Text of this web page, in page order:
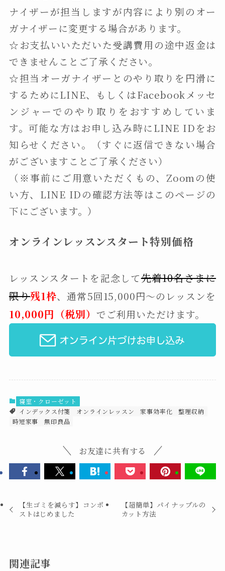
ナイザーが担当しますが内容により別のオー
ガナイザーに変更する場合があります。
☆お支払いいただいた受講費用の途中返金は
できませんことご了承ください。
☆担当オーガナイザーとのやり取りを円滑に
するためにLINE、もしくはFacebookメッセ
ンジャーでのやり取りをおすすめしていま
す。可能な方はお申し込み時にLINE IDをお
知らせください。（すぐに返信できない場合
がございますことご了承ください）
（※事前にご用意いただくもの、Zoomの使
い方、LINE IDの確認方法等はこのページの
下にございます。）
オンラインレッスンスタート特別価格
レッスンスタートを記念して先着10名さまに
限り残1枠、通常5回15,000円〜のレッスンを
10,000円（税別） でご利用いただけます。
寝室・クローゼット
インデックス付箋
オンラインレッスン 家事効率化
整理収納
時短家事
無印良品
お友達に共有する
【生ゴミを減らす】コンポ
ストはじめました
【超簡単】パイナップルの
カット方法
関連記事